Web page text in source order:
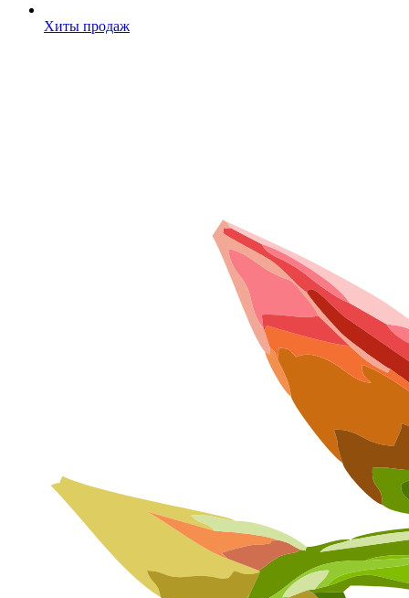
Хиты продаж